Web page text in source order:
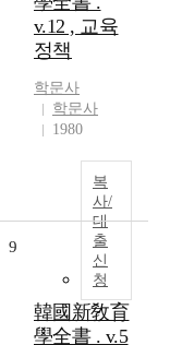
v.12 , 교육
정책
학문사
학문사
1980
복
사/
대
출
신
청
9
韓國新敎育
學全書 . v.5